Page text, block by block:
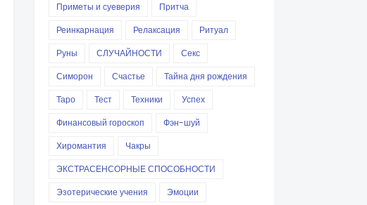
Приметы и суеверия
Притча
Реинкарнация
Релаксация
Ритуал
Руны
СЛУЧАЙНОСТИ
Секс
Симорон
Счастье
Тайна дня рождения
Таро
Тест Техники
Успех
Финансовый гороскоп
Фэн-шуй
Хиромантия
Чакры
ЭКСТРАСЕНСОРНЫЕ СПОСОБНОСТИ
Эзотерические учения
Эмоции